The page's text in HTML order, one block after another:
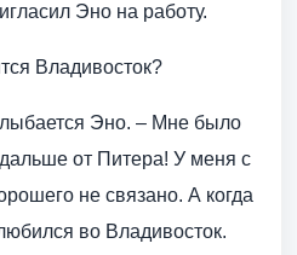
Эно на работу.
Владивосток?
Эно. – Мне было
от Питера! У меня с
не связано. А когда
во Владивосток.